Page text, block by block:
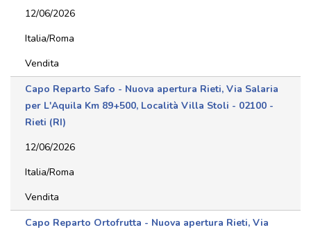
12/06/2026
Italia/Roma
Vendita
Capo Reparto Safo - Nuova apertura Rieti, Via Salaria
per L'Aquila Km 89+500, Località Villa Stoli - 02100 -
Rieti (RI)
12/06/2026
Italia/Roma
Vendita
Capo Reparto Ortofrutta - Nuova apertura Rieti, Via